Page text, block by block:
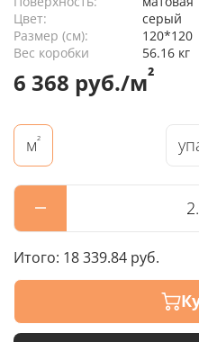
Цвет:
серый
Размер (см):
120*120
Вес коробки
56.16 кг
6 368 руб./м²
м²
Итого: 18 339.84 руб.